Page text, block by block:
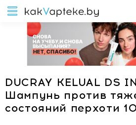
DUCRAY KELUAL DS
Шампунь против
состояний перхоти